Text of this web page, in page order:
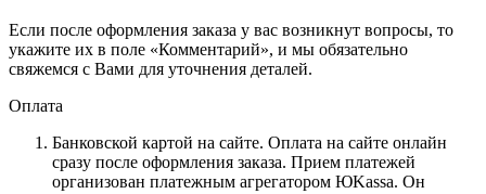
Если после оформления заказа у вас возникнут вопросы, то
укажите их в поле «Комментарий», и мы обязательно
свяжемся с Вами для уточнения деталей.
Оплата
Банковской картой на сайте. Оплата на сайте онлайн
сразу после оформления заказа. Прием платежей
организован платежным агрегатором ЮKassa. Он